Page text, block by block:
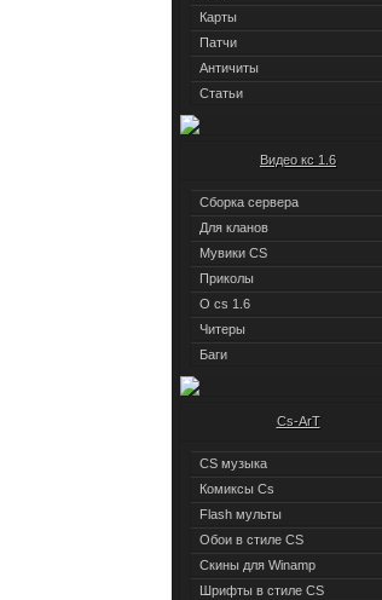
Карты
Патчи
Античиты
Статьи
Видео кс 1.6
Сборка сервера
Для кланов
Мувики CS
Приколы
О cs 1.6
Читеры
Баги
Cs-ArT
CS музыка
Комиксы Cs
Flash мульты
Обои в стиле CS
Скины для Winamp
Шрифты в стиле CS